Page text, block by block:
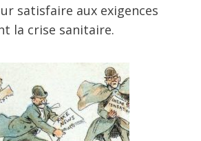
satisfaire aux exigences
la crise sanitaire.